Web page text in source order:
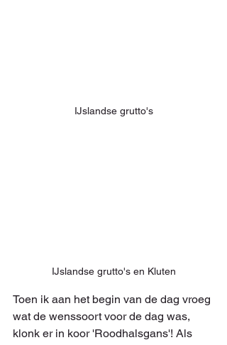
IJslandse grutto's
IJslandse grutto's en Kluten
Toen ik aan het begin van de dag vroeg
wat de wenssoort voor de dag was,
klonk er in koor 'Roodhalsgans'! Als